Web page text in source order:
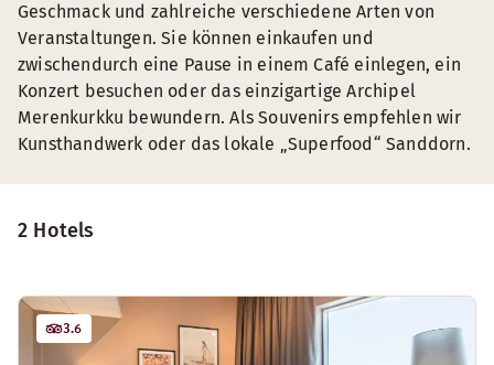
2 Hotels
3.6
Geschmack und zahlreiche verschiedene Arten von
Veranstaltungen. Sie können einkaufen und
zwischendurch eine Pause in einem Café einlegen, ein
Konzert besuchen oder das einzigartige Archipel
Merenkurkku bewundern. Als Souvenirs empfehlen wir
Kunsthandwerk oder das lokale „Superfood“ Sanddorn.